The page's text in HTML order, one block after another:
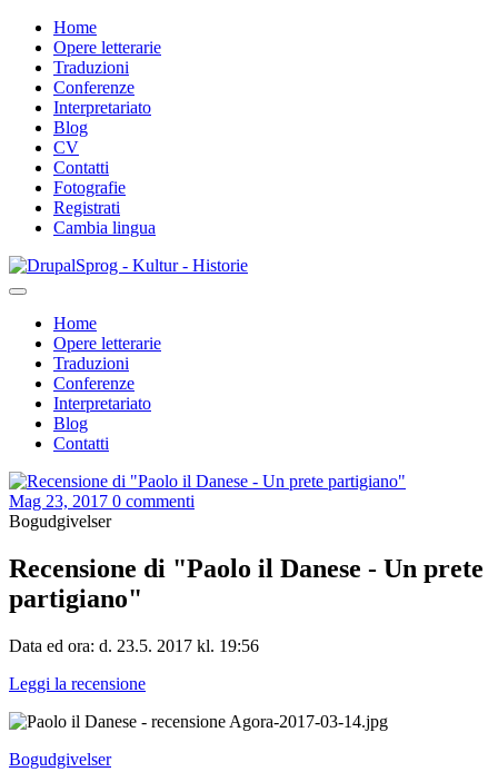
Home
Opere letterarie
Traduzioni
Conferenze
Interpretariato
Blog
CV
Contatti
Fotografie
Registrati
Cambia lingua
Salta
al
principale
Sprog - Kultur - Historie
Primær
navigation
Home
Opere letterarie
Traduzioni
Conferenze
Interpretariato
Blog
Contatti
Mag 23, 2017 0 commenti
Bogudgivelser
Recensione di "Paolo il Danese - Un prete
partigiano"
Data ed ora: d. 23.5. 2017 kl. 19:56
Leggi la recensione
Bogudgivelser